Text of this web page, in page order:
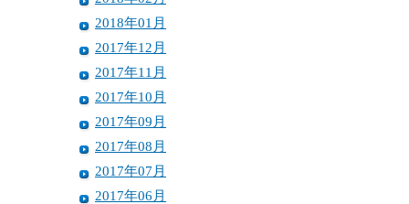
2018年01月
2017年12月
2017年11月
2017年10月
2017年09月
2017年08月
2017年07月
2017年06月